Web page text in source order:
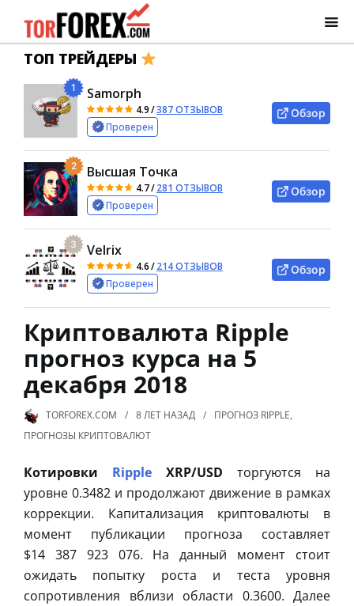
ТОП ТРЕЙДЕРЫ
1 Samorph
4.9/387 ОТЗЫВОВ
Проверен
Обзор
2 Высшая Точка
4.7/281 ОТЗЫВОВ
Проверен
Обзор
3 Velrix
4.6/214 ОТЗЫВОВ
Проверен
Обзор
Криптовалюта Ripple
прогноз курса на 5
декабря 2018
TORFOREX.COM 8 ЛЕТ НАЗАД ПРОГНОЗ RIPPLE,
ПРОГНОЗЫ КРИПТОВАЛЮТ
Котировки Ripple XRP/USD торгуются на
уровне 0.3482 и продолжают движение в рамках
коррекции. Капитализация криптовалюты в
момент публикации прогноза составляет
$14 387 923 076. На данный момент стоит
ожидать попытку роста и теста уровня
сопротивления вблизи области 0.3600. Далее